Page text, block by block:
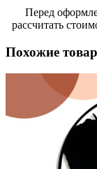
Перед
рассчитать
Похожие